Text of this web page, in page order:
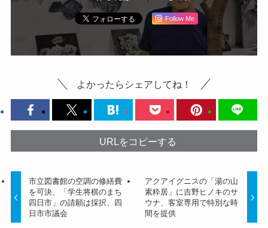
Follow Me
よかったらシェアしてね！
URLをコピーする
市立図書館の空調の修繕費
を可決、「学生将棋のまち
四日市」の請願は採択、四
日市市議会
アクアイグニスの「湯の山
素粋居」に吉野ヒノキのサ
ウナ、客室専用で特別な時
間を提供